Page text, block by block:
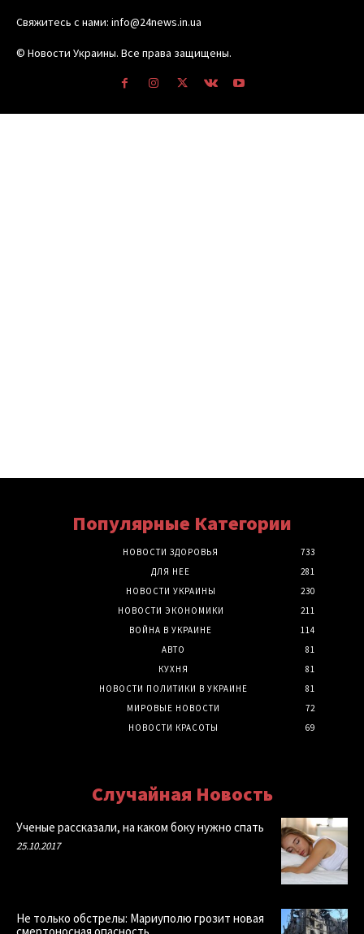
Свяжитесь с нами: info@24news.in.ua
© Новости Украины. Все права защищены.
Популярные Категории
НОВОСТИ ЗДОРОВЬЯ
733
ДЛЯ НЕЕ
281
НОВОСТИ УКРАИНЫ
230
НОВОСТИ ЭКОНОМИКИ
211
ВОЙНА В УКРАИНЕ
114
АВТО
81
КУХНЯ
81
НОВОСТИ ПОЛИТИКИ В УКРАИНЕ
81
МИРОВЫЕ НОВОСТИ
72
НОВОСТИ КРАСОТЫ
69
Случайная Новость
Ученые рассказали, на каком боку нужно спать
25.10.2017
Не только обстрелы: Мариуполю грозит новая